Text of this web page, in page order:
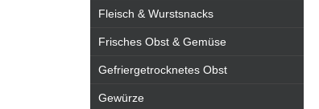
Fleisch & Wurstsnacks
Frisches Obst & Gemüse
Gefriergetrocknetes Obst
Gewürze